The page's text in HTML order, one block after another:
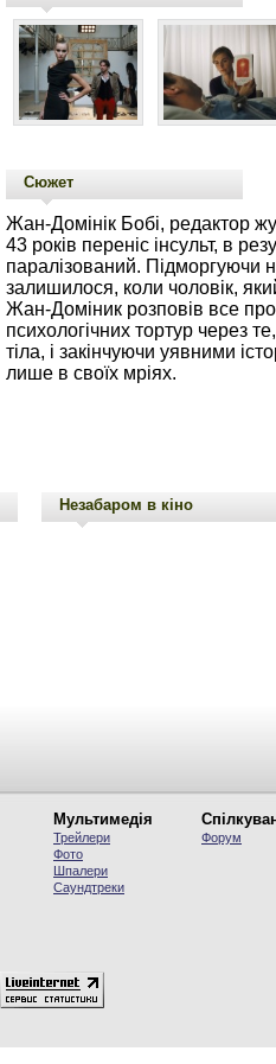
Сюжет
Жан-Домінік Бобі, редактор
43 років переніс інсульт, в
паралізований. Підморгуючи
залишилося, коли чоловік,
Жан-Доміник розповів все про
психологічних тортур через
тіла, і закінчуючи уявними
лише в своїх мріях.
Незабаром в кіно
Мультимедія
Трейлери
Фото
Шпалери
Саундтреки
Форум